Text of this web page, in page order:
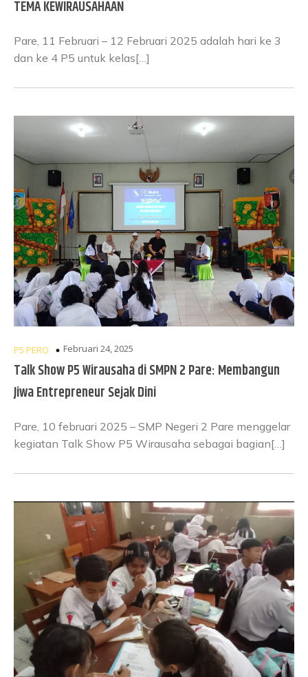
TEMA KEWIRAUSAHAAN
Pare, 11 Februari – 12 Februari 2025 adalah hari ke 3
dan ke 4 P5 untuk kelas[…]
P5 PERO Februari 24, 2025
Talk Show P5 Wirausaha di SMPN 2 Pare: Membangun
Jiwa Entrepreneur Sejak Dini
Pare, 10 februari 2025 – SMP Negeri 2 Pare menggelar
kegiatan Talk Show P5 Wirausaha sebagai bagian[…]